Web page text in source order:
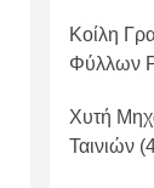
Κοίλη
Φύλλων
Χυτή
Ταινιών